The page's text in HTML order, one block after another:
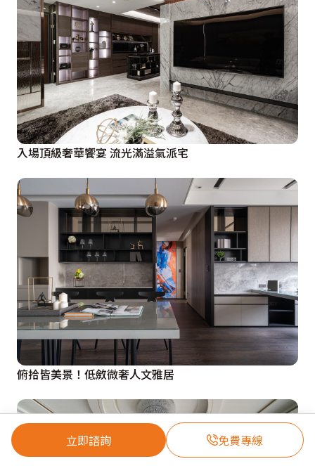
立即諮詢 免費專線
入場頂級奢華饗宴 流光滿溢氣派宅
俯拾皆美景！低斂微奢人文雅居